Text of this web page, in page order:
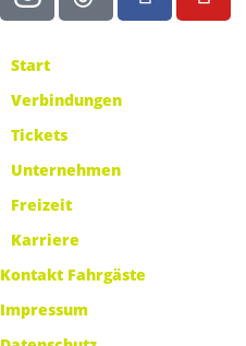
Start
Verbindungen
Tickets
Unternehmen
Freizeit
Karriere
Kontakt Fahrgäste
Impressum